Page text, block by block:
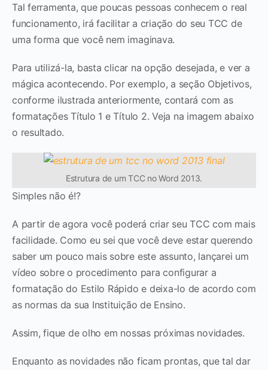
Tal ferramenta, que poucas pessoas conhecem o real
funcionamento, irá facilitar a criação do seu TCC de
uma forma que você nem imaginava.
Para utilizá-la, basta clicar na opção desejada, e ver a
mágica acontecendo. Por exemplo, a seção Objetivos,
conforme ilustrada anteriormente, contará com as
formatações Título 1 e Título 2. Veja na imagem abaixo
o resultado.
Estrutura de um TCC no Word 2013.
Simples não é!?
A partir de agora você poderá criar seu TCC com mais
facilidade. Como eu sei que você deve estar querendo
saber um pouco mais sobre este assunto, lançarei um
vídeo sobre o procedimento para configurar a
formatação do Estilo Rápido e deixa-lo de acordo com
as normas da sua Instituição de Ensino.
Assim, fique de olho em nossas próximas novidades.
Enquanto as novidades não ficam prontas, que tal dar